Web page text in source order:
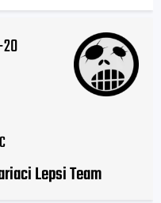
Lepsi Team